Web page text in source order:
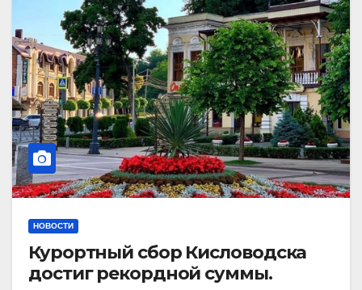
НОВОСТИ
Курортный сбор Кисловодска
достиг рекордной суммы.